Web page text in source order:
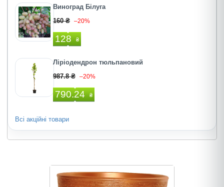
Виноград Білуга
160 ₴ –20%
128 ₴
Ліріодендрон тюльпановий
987.8 ₴ –20%
790.24 ₴
Всі акційні товари